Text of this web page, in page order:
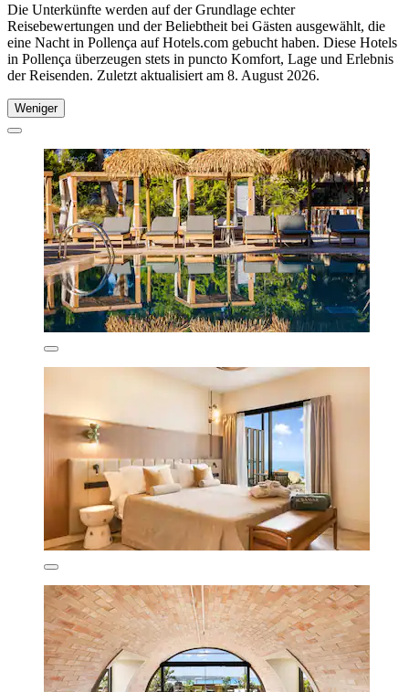
Die Unterkünfte werden auf der Grundlage echter
Reisebewertungen und der Beliebtheit bei Gästen ausgewählt, die
eine Nacht in Pollença auf Hotels.com gebucht haben. Diese Hotels
in Pollença überzeugen stets in puncto Komfort, Lage und Erlebnis
der Reisenden. Zuletzt aktualisiert am 8. August 2026.
Weniger